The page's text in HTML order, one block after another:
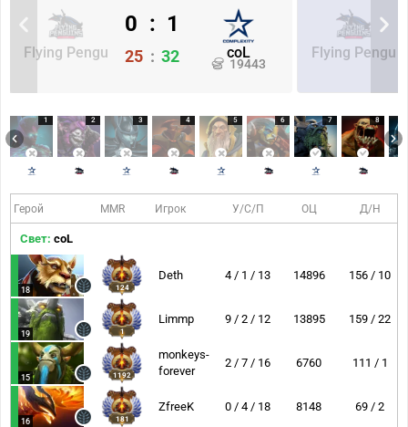
Flying Pengu coL
19443
0 : 1
25 : 32 Flying Pengu
1 2 3 4 5 6 7 8
Герой MMR Игрок У/С/П ОЦ Д/Н
Свет: coL
18 124
Deth 4 / 1 / 13 14896 156 / 10
19 1
Limmp 9 / 2 / 12 13895 159 / 22
15 1192
monkeys-
forever
2 / 7 / 16 6760 111 / 1
16 181
ZfreeK 0 / 4 / 18 8148 69 / 2